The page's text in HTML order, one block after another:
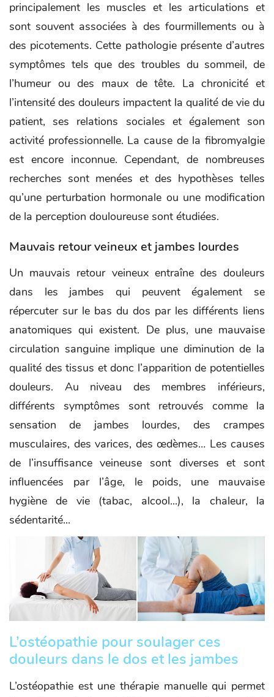
principalement les muscles et les articulations et
sont souvent associées à des fourmillements ou à
des picotements. Cette pathologie présente d’autres
symptômes tels que des troubles du sommeil, de
l’humeur ou des maux de tête. La chronicité et
l’intensité des douleurs impactent la qualité de vie du
patient, ses relations sociales et également son
activité professionnelle. La cause de la fibromyalgie
est encore inconnue. Cependant, de nombreuses
recherches sont menées et des hypothèses telles
qu’une perturbation hormonale ou une modification
de la perception douloureuse sont étudiées.
Mauvais retour veineux et jambes lourdes
Un mauvais retour veineux entraîne des douleurs
dans les jambes qui peuvent également se
répercuter sur le bas du dos par les différents liens
anatomiques qui existent. De plus, une mauvaise
circulation sanguine implique une diminution de la
qualité des tissus et donc l’apparition de potentielles
douleurs. Au niveau des membres inférieurs,
différents symptômes sont retrouvés comme la
sensation de jambes lourdes, des crampes
musculaires, des varices, des œdèmes… Les causes
de l’insuffisance veineuse sont diverses et sont
influencées par l’âge, le poids, une mauvaise
hygiène de vie (tabac, alcool...), la chaleur, la
sédentarité...
L’ostéopathie pour soulager ces
douleurs dans le dos et les jambes
L’ostéopathie est une thérapie manuelle qui permet